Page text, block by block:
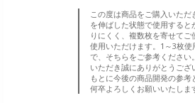
この度は商品をご購入いた
を伸ばした状態で使用する
りにくく、複数枚を寄せて
使用いただけます。1～3枚
で、そちらをご参考くださ
いただき誠にありがとうご
もとに今後の商品開発の参
何卒よろしくお願いいたしま